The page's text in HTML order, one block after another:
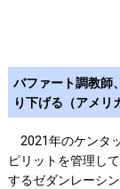
バファート調教師
り下げる（アメリ
2021年のケンタ
ピリットを管理し
するゼダンレーシ